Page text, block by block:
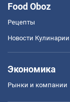
Food Oboz
Рецепты
Новости Кулинарии
Экономика
Рынки и компании